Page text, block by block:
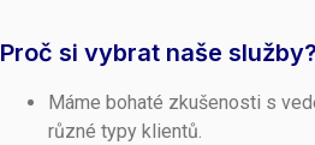
Proč si vybrat naše služby?
Máme bohaté zkušenosti s
různé typy klientů.